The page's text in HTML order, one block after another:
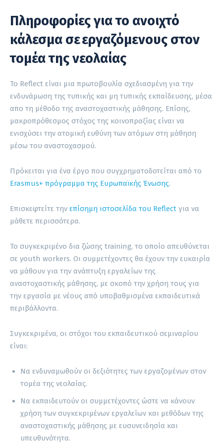
Πληροφορίες για το ανοιχτό
κάλεσμα σε εργαζόμενους στον
τομέα της νεολαίας
Το Reflect είναι μια πρωτοβουλία σχεδιασμένη για την
ενδυνάμωση της τυπικής και μη τυπικής εκπαίδευσης, μέσα
απο τη μέθοδο της αναστοχαστικής μάθησης. Επίσης,
μακροπρόθεσμος στόχος της κοινοπραξίας είναι να
ενισχύσει την ατομική ευθύνη των ατόμων στη μάθηση
μέσω του αναστοχασμού.
Πρόκειται για ένα έργο που συγχρηματοδοτείται από το
Erasmus+ πρόγραμμα της Ευρωπαϊκής Ένωσης.
Επισκεφτείτε την επίσημη ιστοσελίδα του Reflect για να
μάθετε περισσότερα.
Το συγκεκριμένο δια ζώσης training, το οποίο απευθύνεται
σε youth workers. Οι συμμετέχοντες θα έχουν την ευκαιρία
να μάθουν για την ανάπτυξη εργαλείων της
αναστοχαστικής μάθησης, με σκοπό την χρήση τους για
την εργασία με νέους από υποβαθμισμένα εκπαιδευτικά
περιβάλλοντα.
Συγκεκριμένα, οι στόχοι του εκπαιδευτικού σεμιναρίου
είναι:
Να ενδυναμωθούν οι δεξιότητες των εργαζομένων στον
τομέα της νεολαίας.
Να εκπαιδευτούν οι συμμετέχοντες ώστε να κάνουν
χρήση των συγκεκριμένων εργαλείων και μεθόδων της
αναστοχαστικής μάθησης με ευσυνειδησία και
υπευθυνότητα.